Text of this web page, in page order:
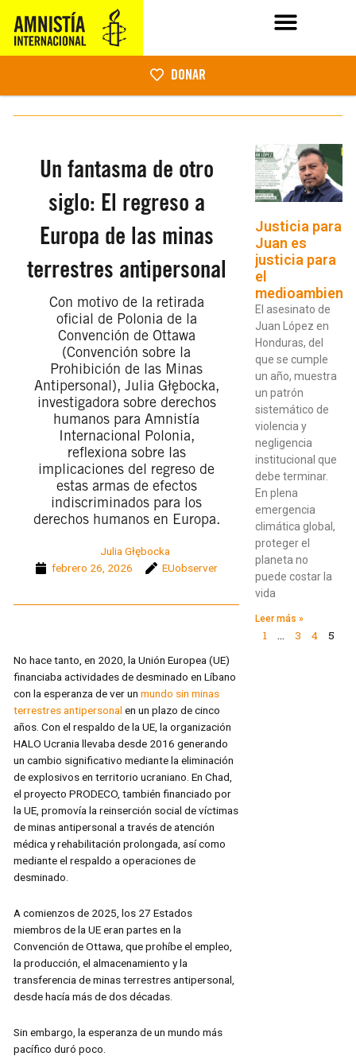
DONAR
Un fantasma de otro
siglo: El regreso a
Europa de las minas
terrestres antipersonal
Con motivo de la retirada
oficial de Polonia de la
Convención de Ottawa
(Convención sobre la
Prohibición de las Minas
Antipersonal), Julia Głębocka,
investigadora sobre derechos
humanos para Amnistía
Internacional Polonia,
reflexiona sobre las
implicaciones del regreso de
estas armas de efectos
indiscriminados para los
derechos humanos en Europa.
Julia Głębocka
febrero 26, 2026
EUobserver
No hace tanto, en 2020, la Unión Europea (UE)
financiaba actividades de desminado en Líbano
con la esperanza de ver unmundo sin minas
terrestres antipersonal en un plazo de cinco
años. Con el respaldo de la UE, la organización
HALO Ucrania llevaba desde 2016 generando
un cambio significativo mediante la eliminación
de explosivos en territorio ucraniano. En Chad,
el proyecto PRODECO, también financiado por
la UE, promovía la reinserción social de víctimas
de minas antipersonal a través de atención
médica y rehabilitación prolongada, así como
mediante el respaldo a operaciones de
desminado.
A comienzos de 2025, los 27 Estados
miembros de la UE eran partes en la
Convención de Ottawa, que prohíbe el empleo,
la producción, el almacenamiento y la
transferencia de minas terrestres antipersonal,
desde hacía más de dos décadas.
Sin embargo, la esperanza de un mundo más
pacífico duró poco.
Justicia para
Juan es
justicia para
el
medioambiente
El asesinato de
Juan López en
Honduras, del
que se cumple
un año, muestra
un patrón
sistemático de
violencia y
negligencia
institucional que
debe terminar.
En plena
emergencia
climática global,
proteger el
planeta no
puede costar la
vida
Leer más »
1 … 3 4 5